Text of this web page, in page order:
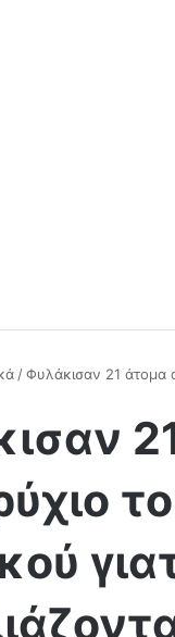
/Φυλάκισαν 21 άτομα